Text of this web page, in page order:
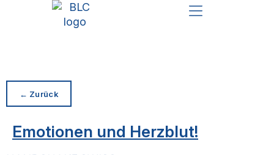
← Zurück
Emotionen und Herzblut!